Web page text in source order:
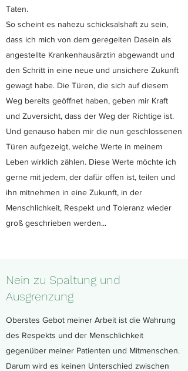
Taten.
So scheint es nahezu schicksalshaft zu sein,
dass ich mich von dem geregelten Dasein als
angestellte Krankenhausärztin abgewandt und
den Schritt in eine neue und unsichere Zukunft
gewagt habe. Die Türen, die sich auf diesem
Weg bereits geöffnet haben, geben mir Kraft
und Zuversicht, dass der Weg der Richtige ist.
Und genauso haben mir die nun geschlossenen
Türen aufgezeigt, welche Werte in meinem
Leben wirklich zählen. Diese Werte möchte ich
gerne mit jedem, der dafür offen ist, teilen und
ihn mitnehmen in eine Zukunft, in der
Menschlichkeit, Respekt und Toleranz wieder
groß geschrieben werden...
Nein zu Spaltung und
Ausgrenzung
Oberstes Gebot meiner Arbeit ist die Wahrung
des Respekts und der Menschlichkeit
gegenüber meiner Patienten und Mitmenschen.
Darum wird es keinen Unterschied zwischen